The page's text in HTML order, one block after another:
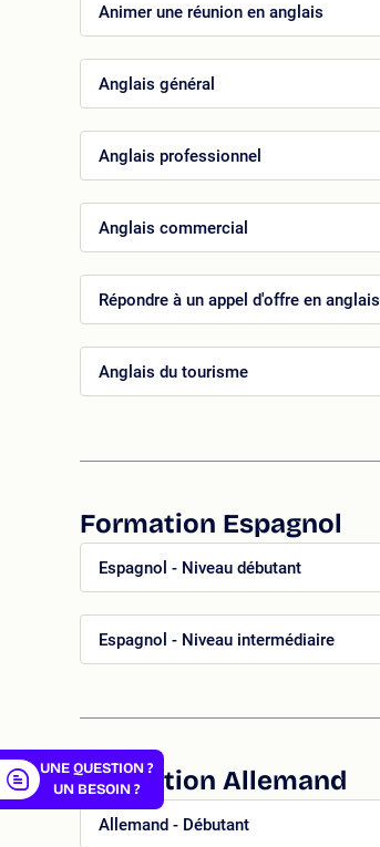
Animer une réunion en anglais
Anglais général
Anglais professionnel
Anglais commercial
Répondre à un appel d'offre en anglais
Anglais du tourisme
Formation Espagnol
Espagnol - Niveau débutant
Espagnol - Niveau intermédiaire
Formation Allemand
Allemand - Débutant
UNE QUESTION ?
UN BESOIN ?